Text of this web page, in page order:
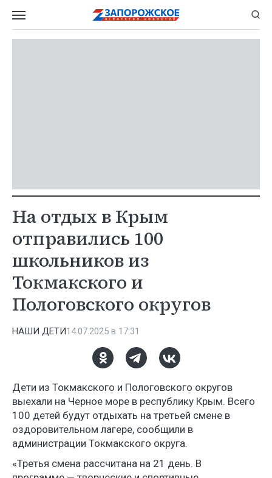
На отдых в Крым
отправились 100
школьников из
Токмакского и
Пологовского округов
НАШИ ДЕТИ14.07.2025 в 17:31
Дети из Токмакского и Пологовского округов
выехали на Черное море в республику Крым. Всего
100 детей будут отдыхать на третьей смене в
оздоровительном лагере, сообщили в
администрации Токмакского округа.
«Третья смена рассчитана на 21 день. В